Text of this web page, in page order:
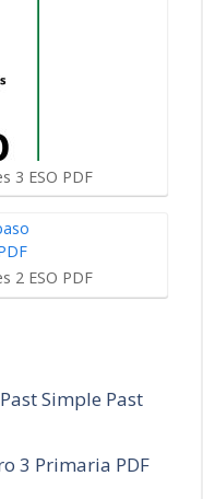
3 ESO PDF
2 ESO PDF
Simple Past
3 Primaria PDF